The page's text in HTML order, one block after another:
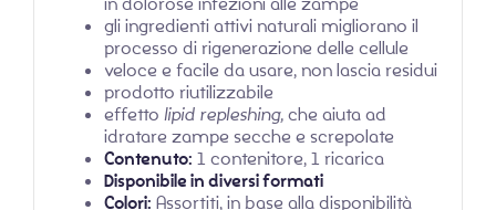
gli ingredienti attivi naturali migliorano il
processo di rigenerazione delle cellule
veloce e facile da usare, non lascia residui
prodotto riutilizzabile
effetto lipid repleshing,che aiuta ad
idratare zampe secche e screpolate
Contenuto: 1 contenitore, 1 ricarica
Disponibile in diversi formati
Colori: Assortiti, in base alla disponibilità